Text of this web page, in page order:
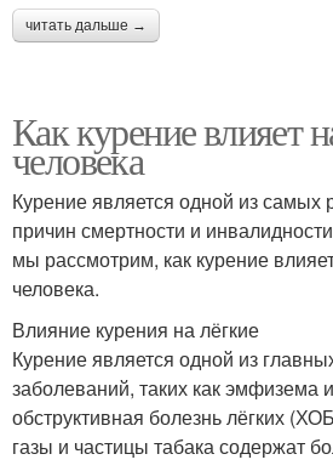
читать дальше →
Как курение влияет
человека
Курение является одной из самых
причин смертности и
мы рассмотрим, как курение
человека.
Влияние курения на лёгкие
Курение является одной из
заболеваний, таких как эмфизема
обструктивная болезнь лёгких
газы и частицы табака содержат